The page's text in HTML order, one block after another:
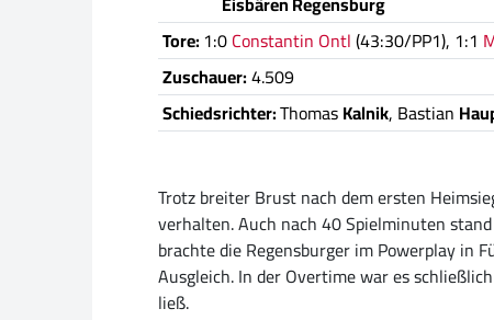
Tore:1:0Constantin Ontl(43:30/PP1), 1:1
Zuschauer:4.509
Schiedsrichter:ThomasKalnik, Bastian
Trotz breiter Brust nach dem ersten
verhalten. Auch nach 40 Spielminuten
brachte die Regensburger im Powerplay in
Ausgleich. In der Overtime war es
ließ.